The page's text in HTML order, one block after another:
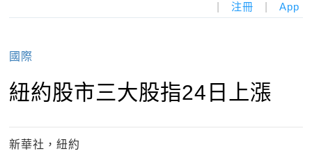
注冊 App
國際
紐約股市三大股指24日上漲
新華社，紐約